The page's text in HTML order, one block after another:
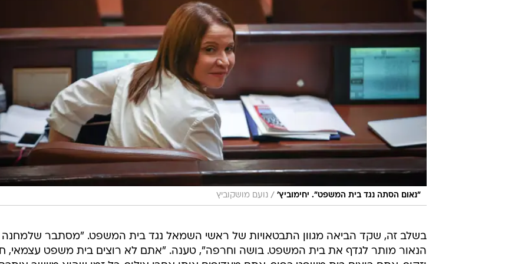
"נאום הסתה נגד בית המשפט". יחימוביץ' / נועם מושקוביץ
בשלב זה, שקד הביאה מגוון התבטאויות של ראשי השמאל נגד בית המשפט. "מסתבר שלמחנה
הנאור מותר לגדף את בית המשפט. בושה וחרפה", טענה. "אתם לא רוצים בית משפט עצמאי,